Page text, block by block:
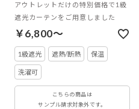
アウトレットだけの特別価格で1級
遮光カーテンをご用意しました
￥6,800～
1級遮光 遮熱/断熱 保温
洗濯可
こちらの商品は
サンプル請求対象外です。